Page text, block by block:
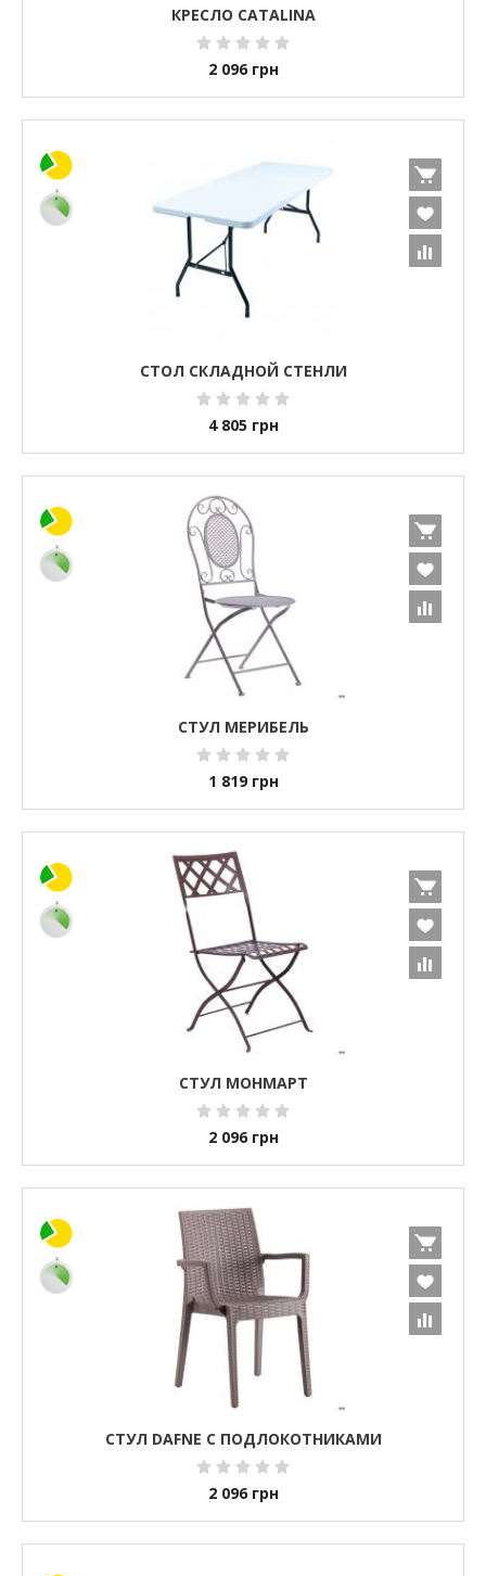
КРЕСЛО CATALINA
2 096 грн
СТОЛ СКЛАДНОЙ СТЕНЛИ
4 805 грн
СТУЛ МЕРИБЕЛЬ
1 819 грн
СТУЛ МОНМАРТ
2 096 грн
СТУЛ DAFNE С ПОДЛОКОТНИКАМИ
2 096 грн